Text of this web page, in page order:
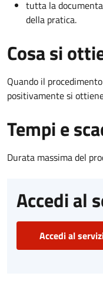
tutta la
della pratica.
Cosa si
Quando il
positivamente si
Tempi e
Durata massima del
Accedi al
Accedi al